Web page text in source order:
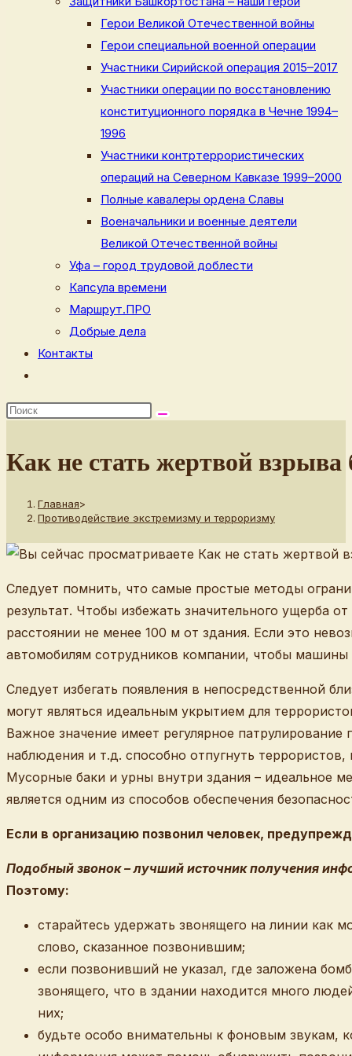
Герои Великой Отечественной войны
Герои специальной военной операции
Участники Сирийской операция 2015–2017
Участники операции по восстановлению
конституционного порядка в Чечне 1994–
1996
Участники контртеррористических
операций на Северном Кавказе 1999–2000
Полные кавалеры ордена Славы
Военачальники и военные деятели
Великой Отечественной войны
Уфа – город трудовой доблести
Капсула времени
Маршрут.ПРО
Добрые дела
Контакты
по
сайту
Как не стать жертвой
Главная>
Противодействие экстремизму и терроризму
Следует помнить, что самые простые методы
результат. Чтобы избежать значительного ущерба
расстоянии не менее 100 м от здания. Если это
автомобилям сотрудников компании, чтобы
Следует избегать появления в непосредственной
могут являться идеальным укрытием для
Важное значение имеет регулярное
наблюдения и т.д. способно отпугнуть
Мусорные баки и урны внутри здания – идеальное
является одним из способов обеспечения
Если в организацию позвонил человек,
Подобный звонок – лучший источник получения
Поэтому:
старайтесь удержать звонящего на линии как
слово, сказанное позвонившим;
если позвонивший не указал, где заложена
звонящего, что в здании находится много
них;
будьте особо внимательны к фоновым звукам,